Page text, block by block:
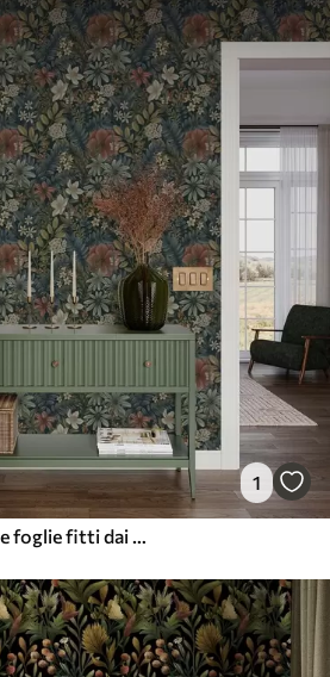
1
Sfondo scuro con fiori e foglie fitti dai toni caldi